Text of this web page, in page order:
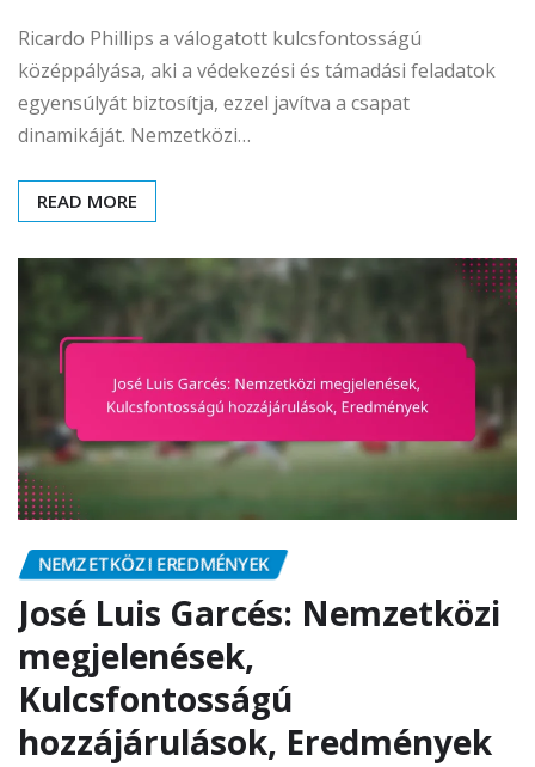
Ricardo Phillips a válogatott kulcsfontosságú
középpályása, aki a védekezési és támadási feladatok
egyensúlyát biztosítja, ezzel javítva a csapat
dinamikáját. Nemzetközi…
READ MORE
NEMZETKÖZI EREDMÉNYEK
José Luis Garcés: Nemzetközi
megjelenések,
Kulcsfontosságú
hozzájárulások, Eredmények